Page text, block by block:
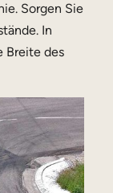
Sorgen Sie
In
Breite des